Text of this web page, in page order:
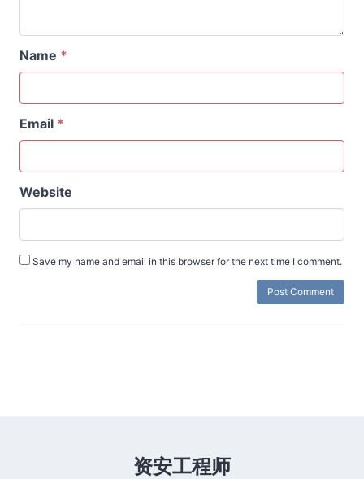
Name *
Email *
Website
Save my name and email in this browser for the next time I comment.
资安工程师